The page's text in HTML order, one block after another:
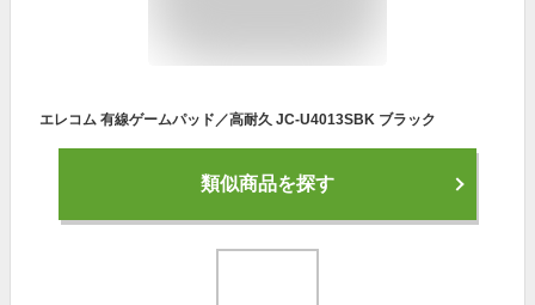
エレコム 有線ゲームパッド／高耐久 JC-U4013SBK ブラック
類似商品を探す